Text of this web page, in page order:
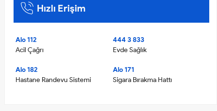
Hızlı Erişim
Alo 112
Acil Çağrı
444 3 833
Evde Sağlık
Alo 182
Hastane Randevu Sistemi
Alo 171
Sigara Bırakma Hattı